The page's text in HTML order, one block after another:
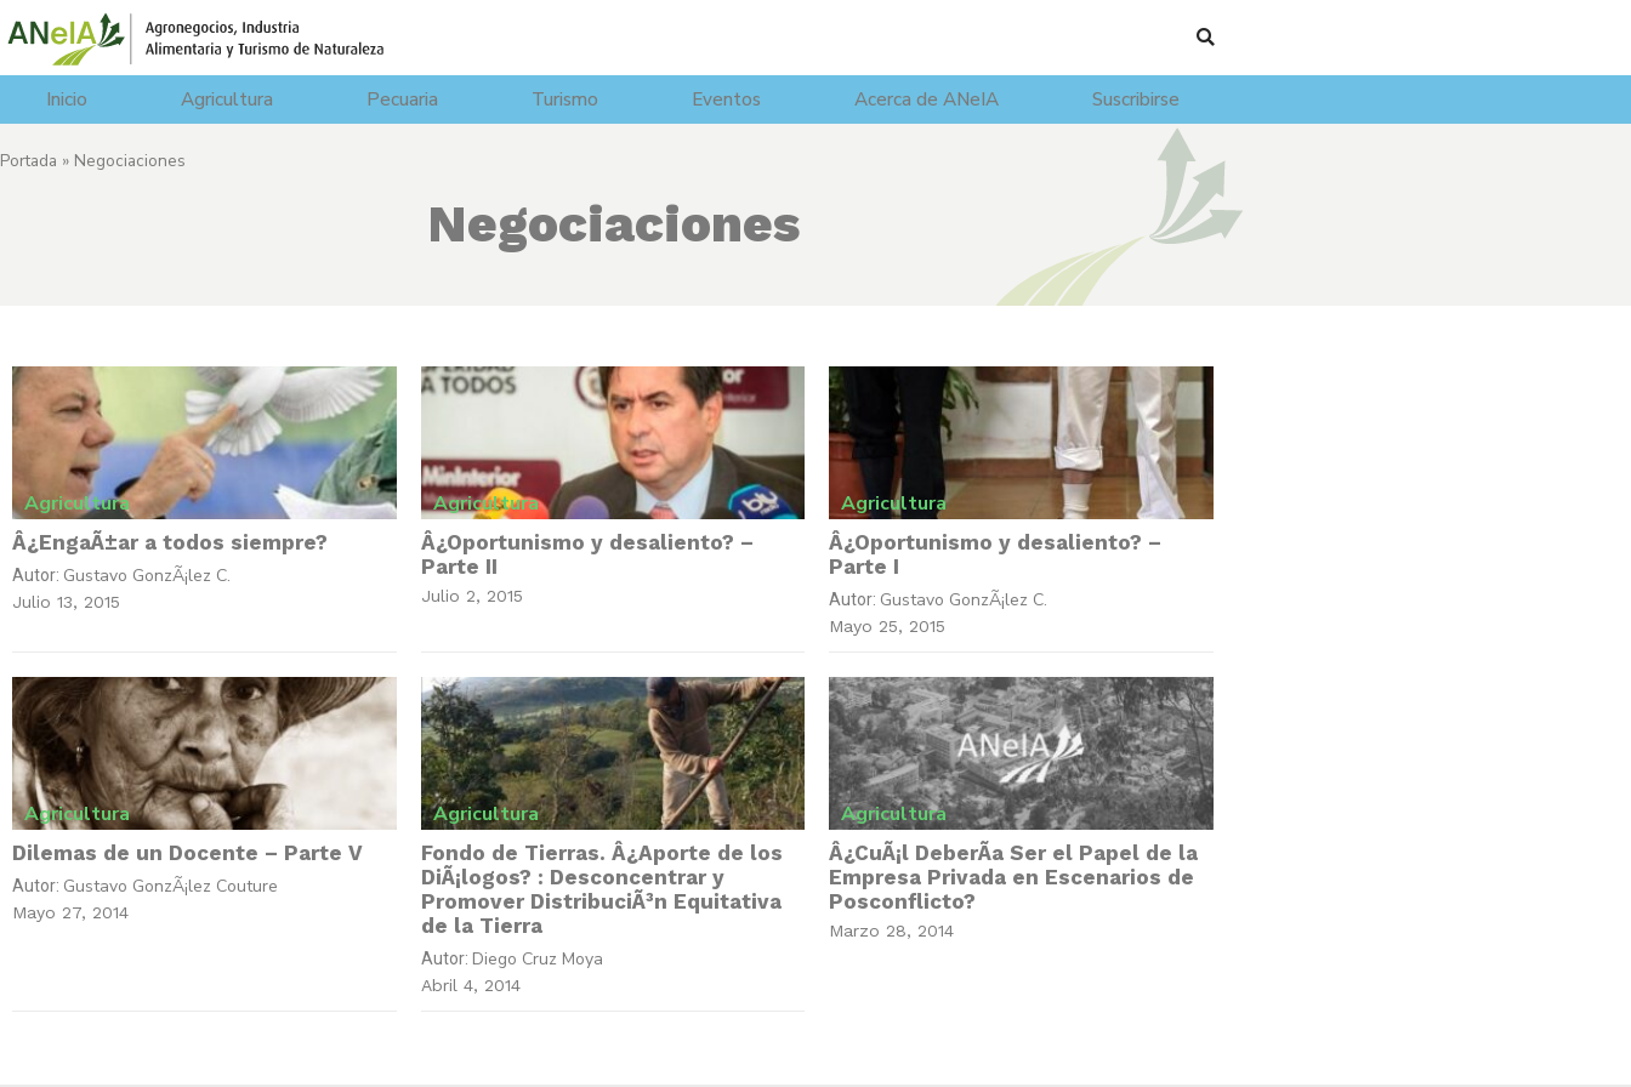
Inicio Agricultura Pecuaria Turismo Eventos Acerca de ANeIA Suscribirse
Portada » Negociaciones
Negociaciones
Agricultura
Â¿EngaÃ±ar a todos siempre?
Autor: Gustavo GonzÃ¡lez C.
Julio 13, 2015
Agricultura
Â¿Oportunismo y desaliento? –
Parte II
Julio 2, 2015
Agricultura
Â¿Oportunismo y desaliento? –
Parte I
Autor: Gustavo GonzÃ¡lez C.
Mayo 25, 2015
Agricultura
Dilemas de un Docente – Parte V
Autor: Gustavo GonzÃ¡lez Couture
Mayo 27, 2014
Agricultura
Fondo de Tierras. Â¿Aporte de los
DiÃ¡logos? : Desconcentrar y
Promover DistribuciÃ³n Equitativa
de la Tierra
Autor: Diego Cruz Moya
Abril 4, 2014
Agricultura
Â¿CuÃ¡l DeberÃ­a Ser el Papel de la
Empresa Privada en Escenarios de
Posconflicto?
Marzo 28, 2014